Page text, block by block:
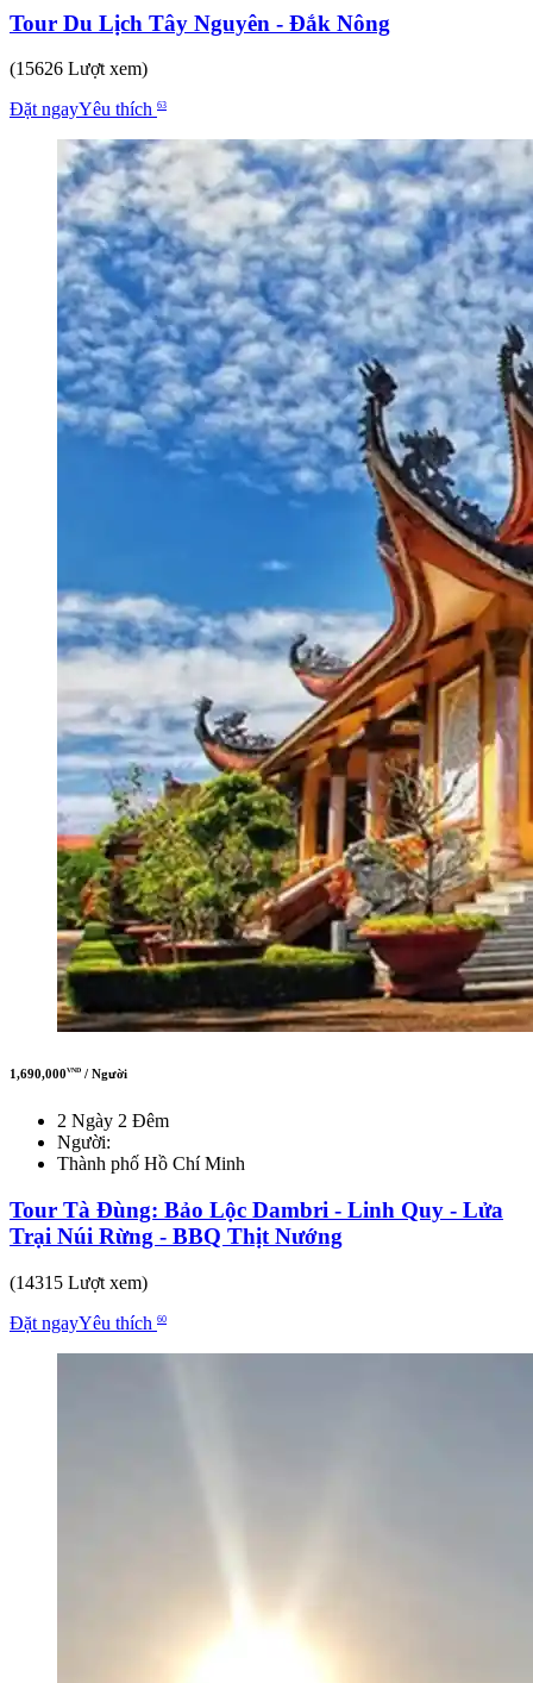
Tour Du Lịch Tây Nguyên - Đắk Nông
(15626 Lượt xem)
Đặt ngayYêu thích 63
1,690,000VND / Người
2 Ngày 2 Đêm
Người:
Thành phố Hồ Chí Minh
Tour Tà Đùng: Bảo Lộc Dambri - Linh Quy - Lửa
Trại Núi Rừng - BBQ Thịt Nướng
(14315 Lượt xem)
Đặt ngayYêu thích 60